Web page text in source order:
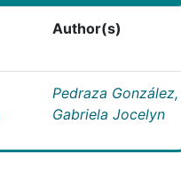
Author(s)
Pedraza González,
Gabriela Jocelyn